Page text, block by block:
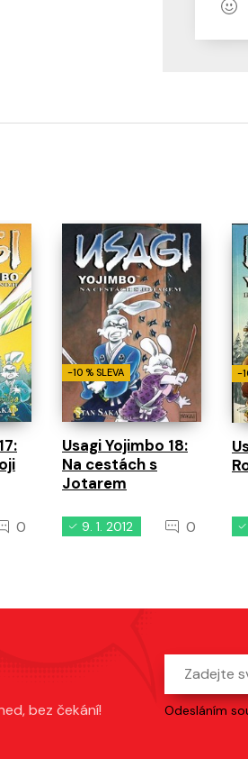
0
-10 % SLEVA
Usagi Yojimbo 18:
Na cestách s
Jotarem
9. 1. 2012 0
-
bez čekání!
Odesláním